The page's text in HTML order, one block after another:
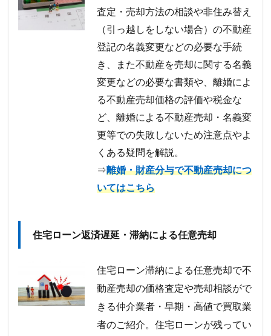
査定・売却方法の相談や非住み替え
（引っ越しをしない場合）の不動産
登記の名義変更などの必要な手続
き、また不動産を売却に関する名義
変更などの必要な書類や、離婚によ
る不動産売却価格の評価や税金な
ど、離婚による不動産売却・名義変
更等での失敗しないため注意点やよ
くある疑問を解説。
⇒離婚・財産分与で不動産売却につ
いてはこちら
住宅ローン返済遅延・滞納による任意売却
住宅ローン滞納による任意売却で不
動産売却の価格査定や売却相談がで
きる仲介業者・早期・高値で買取業
者のご紹介。住宅ローンが残ってい